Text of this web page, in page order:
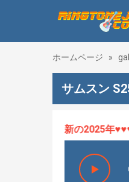
ホームページ »
サムスン
HOT、最新の2025年♥♥♥